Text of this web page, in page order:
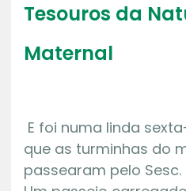
Tesouros da
Maternal
E foi numa linda
que as turminhas do
passearam pelo Sesc.